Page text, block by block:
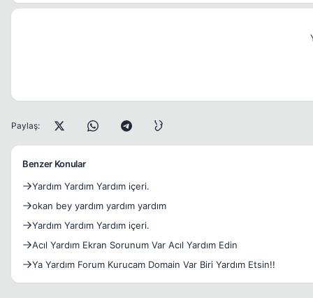
Paylaş:
Benzer Konular
Yardım Yardım Yardım içeri.
okan bey yardım yardım yardım
Yardım Yardım Yardım içeri.
Acıl Yardım Ekran Sorunum Var Acıl Yardım Edin
Ya Yardım Forum Kurucam Domain Var Biri Yardım Etsin!!